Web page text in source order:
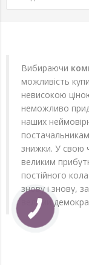
Вибираючи
можливість
невисокою
неможливо
наших
знижки. У свою
великим
постійного
знову і знову,
вельми